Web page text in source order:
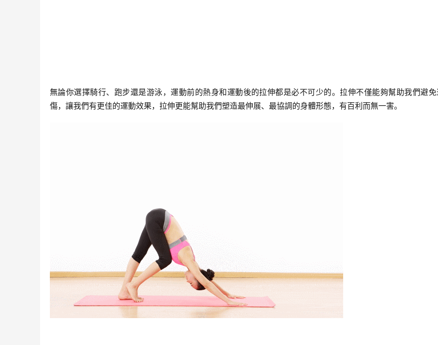
無論你選擇騎行、跑步還是游泳，運動前的熱身和運動後的拉伸都是必不可少的。拉伸不僅能夠幫助我們避
傷，讓我們有更佳的運動效果，拉伸更能幫助我們塑造最伸展、最協調的身體形態，有百利而無一害。